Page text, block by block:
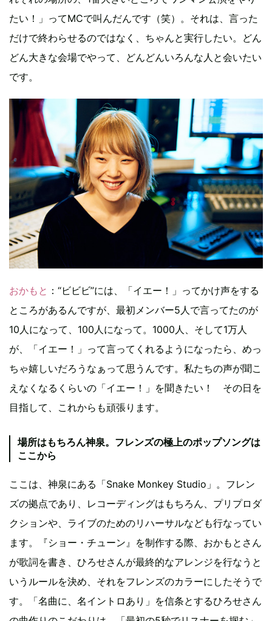
たい！」ってMCで叫んだんです（笑）。それは、言った
だけで終わらせるのではなく、ちゃんと実行したい。どん
どん大きな会場でやって、どんどんいろんな人と会いたい
です。
おかもと ：“ビビビ”には、「イエー！」ってかけ声をする
ところがあるんですが、最初メンバー5人で言ってたのが
10人になって、100人になって。1000人、そして1万人
が、「イエー！」って言ってくれるようになったら、めっ
ちゃ嬉しいだろうなぁって思うんです。私たちの声が聞こ
えなくなるくらいの「イエー！」を聞きたい！ その日を
目指して、これからも頑張ります。
場所はもちろん神泉。フレンズの極上のポップソングは
ここから
ここは、神泉にある「Snake Monkey Studio」。フレン
ズの拠点であり、レコーディングはもちろん、プリプロダ
クションや、ライブのためのリハーサルなども行なってい
ます。『ショー・チューン』を制作する際、おかもとさん
が歌詞を書き、ひろせさんが最終的なアレンジを行なうと
いうルールを決め、それをフレンズのカラーにしたそうで
す。「名曲に、名イントロあり」を信条とするひろせさん